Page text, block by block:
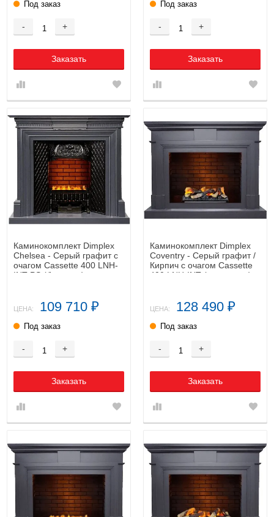
Под заказ
- +
Заказать
Под заказ
- +
Заказать
Каминокомплект Dimplex
Chelsea - Серый графит с
очагом Cassette 400 LNH-
INT PS (без дров)
ЦЕНА: 109 710 ₽
Под заказ
- +
Заказать
Каминокомплект Dimplex
Coventry - Серый графит /
Кирпич с очагом Cassette
400 LNH-INT (с дровами)
ЦЕНА: 128 490 ₽
Под заказ
- +
Заказать